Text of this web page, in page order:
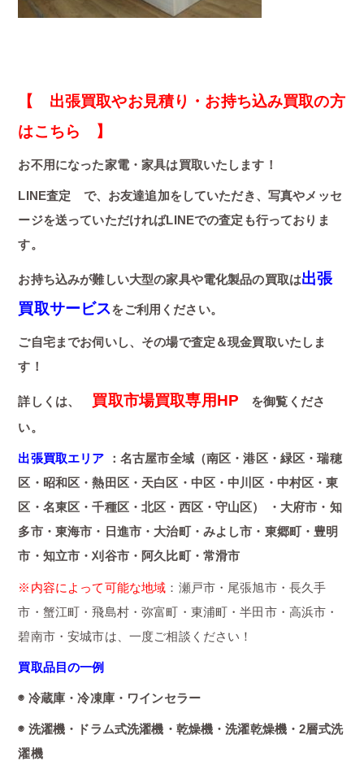
【 出張買取やお見積り・お持ち込み買取の方
はこちら 】
お不用になった家電・家具は買取いたします！
LINE査定 で、お友達追加をしていただき、写真やメッセ
ージを送っていただければLINEでの査定も行っておりま
す。
お持ち込みが難しい大型の家具や電化製品の買取は出張
買取サービスをご利用ください。
ご自宅までお伺いし、その場で査定＆現金買取いたしま
す！
詳しくは、 買取市場買取専用HP を御覧くださ
い。
出張買取エリア ：名古屋市全域（南区・港区・緑区・瑞穂
区・昭和区・熱田区・天白区・中区・中川区・中村区・東
区・名東区・千種区・北区・西区・守山区） ・大府市・知
多市・東海市・日進市・大治町・みよし市・東郷町・豊明
市・知立市・刈谷市・阿久比町・常滑市
※内容によって可能な地域 ：瀬戸市・尾張旭市・長久手
市・蟹江町・飛島村・弥富町・東浦町・半田市・高浜市・
碧南市・安城市は、一度ご相談ください！
買取品目の一例
◉ 冷蔵庫・冷凍庫・ワインセラー
◉ 洗濯機・ドラム式洗濯機・乾燥機・洗濯乾燥機・2層式洗
濯機